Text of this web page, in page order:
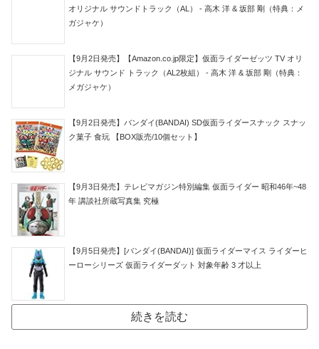
オリジナル サウンドトラック（AL） - 高木 洋 & 坂部 剛（特典：メ
ガジャケ）
【9月2日発売】【Amazon.co.jp限定】仮面ライダーゼッツ TV オリ
ジナル サウンド トラック（AL2枚組） - 高木 洋 & 坂部 剛（特典：
メガジャケ）
【9月2日発売】バンダイ(BANDAI) SD仮面ライダースナック スナッ
ク菓子 食玩 【BOX販売/10個セット】
【9月3日発売】テレビマガジン特別編集 仮面ライダー 昭和46年~48
年 講談社所蔵写真集 究極
【9月5日発売】[バンダイ(BANDAI)] 仮面ライダーマイス ライダーヒ
ーローシリーズ 仮面ライダーダット 対象年齢 3 才以上
続きを読む